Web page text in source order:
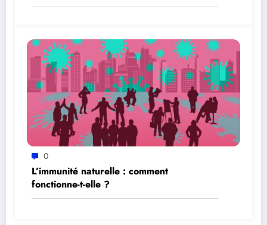
0
L’immunité naturelle : comment
fonctionne-t-elle ?